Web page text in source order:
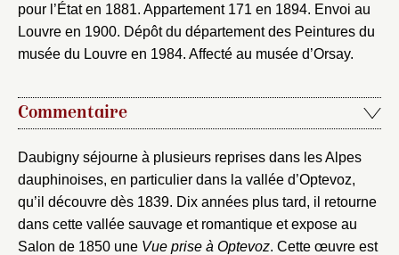
pour l’État en 1881. Appartement 171 en 1894. Envoi au
Louvre en 1900. Dépôt du département des Peintures du
musée du Louvre en 1984. Affecté au musée d’Orsay.
Commentaire
Daubigny séjourne à plusieurs reprises dans les Alpes
dauphinoises, en particulier dans la vallée d’Optevoz,
qu’il découvre dès 1839. Dix années plus tard, il retourne
dans cette vallée sauvage et romantique et expose au
Salon de 1850 une Vue prise à Optevoz. Cette œuvre est